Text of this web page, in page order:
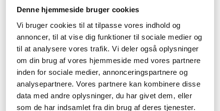
Denne hjemmeside bruger cookies
Vi bruger cookies til at tilpasse vores indhold og
annoncer, til at vise dig funktioner til sociale medier og
til at analysere vores trafik. Vi deler også oplysninger
om din brug af vores hjemmeside med vores partnere
inden for sociale medier, annonceringspartnere og
analysepartnere. Vores partnere kan kombinere disse
data med andre oplysninger, du har givet dem, eller
som de har indsamlet fra din brug af deres tjenester.
smukke billeder eller videoer. Pixel 9 Pro XL kommer med en
skærm der er utrolig hårdfør og bygget til at klare hverdagens
små bump på vejen. Du skal derfor ikke bekymre dig for de
mindste ridser eller støv tagget være Corning Gorilla Glass
Victus.
Det er den perfekte smartphone til dig der ønsker at være med
på moden med den nyeste teknologi og lækreste design. Med
Gemini, Google's indbyggede AI assistent, kan du være sikker
på at du altid er med på den nyeste trend uanset hvad der
bevæger sig i verden. Køb din nye Google Pixel 9 Pro XL online